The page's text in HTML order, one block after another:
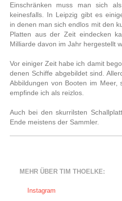
Einschränken muss man sich
keinesfalls. In Leipzig gibt es
in denen man sich endlos mit den
Platten aus der Zeit eindecken
Milliarde davon im Jahr hergestellt
Vor einiger Zeit habe ich damit
denen Schiffe abgebildet sind.
Abbildungen von Booten im Meer,
empfinde ich als reizlos.
Auch bei den skurrilsten
Ende meistens der Sammler.
MEHR ÜBER TIM THOELKE:
Instagram